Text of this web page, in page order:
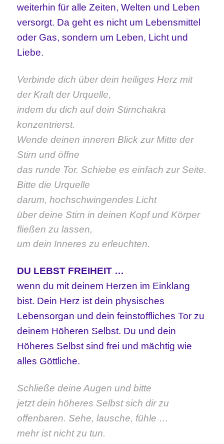
weiterhin für alle Zeiten, Welten und Leben
versorgt. Da geht es nicht um Lebensmittel
oder Gas, sondern um Leben, Licht und
Liebe.
Verbinde dich über dein heiliges Herz mit
der Kraft der Urquelle,
indem du dich auf dein Stirnchakra
konzentrierst.
Wende deinen inneren Blick zur Mitte der
Stirn und öffne
das runde Tor. Schiebe es einfach zur Seite.
Bitte die Urquelle
darum, hochschwingendes Licht
über deine Stirn in deinen Kopf und Körper
fließen zu lassen,
um dein Inneres zu erleuchten.
DU LEBST FREIHEIT …
wenn du mit deinem Herzen im Einklang
bist. Dein Herz ist dein physisches
Lebensorgan und dein feinstoffliches Tor zu
deinem Höheren Selbst. Du und dein
Höheres Selbst sind frei und mächtig wie
alles Göttliche.
Schließe deine Augen und bitte
jetzt dein höheres Selbst sich dir zu
offenbaren. Sehe, lausche, fühle …
mehr ist nicht zu tun.